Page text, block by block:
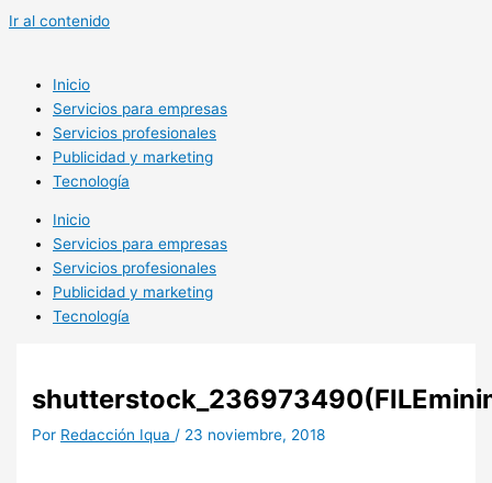
Ir al contenido
Inicio
Servicios para empresas
Servicios profesionales
Publicidad y marketing
Tecnología
Inicio
Servicios para empresas
Servicios profesionales
Publicidad y marketing
Tecnología
Por Redacción Iqua / 23 noviembre, 2018